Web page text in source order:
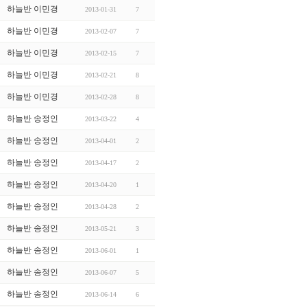
하늘반 이민경 2013-01-31 7
하늘반 이민경 2013-02-07 7
하늘반 이민경 2013-02-15 7
하늘반 이민경 2013-02-21 8
하늘반 이민경 2013-02-28 8
하늘반 송정인 2013-03-22 4
하늘반 송정인 2013-04-01 2
하늘반 송정인 2013-04-17 2
하늘반 송정인 2013-04-20 1
하늘반 송정인 2013-04-28 2
하늘반 송정인 2013-05-21 3
하늘반 송정인 2013-06-01 1
하늘반 송정인 2013-06-07 5
하늘반 송정인 2013-06-14 6